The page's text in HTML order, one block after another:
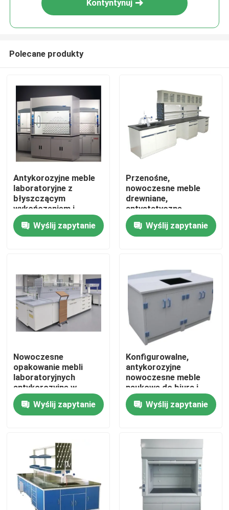
Dom
Łączność
Produkty
Nowoczesne meble laboratoryjne
Szkolne meble laboratoryjne
Ławeczka na wyspę laboratoryjną
Dygestorium laboratoryjne
Ławka laboratoryjna
Kontyntynuj
Polecane produkty
Antykorozyjne meble
laboratoryjne z
błyszczącym
wykończeniem i
półkami do
przechowywania
Wyślij zapytanie
Przenośne,
nowoczesne meble
drewniane,
antystatyczne
Wyślij zapytanie
Nowoczesne
opakowanie mebli
laboratoryjnych
antykorozyjne w
pudełku kartonowym
Wyślij zapytanie
Konfigurowalne,
antykorozyjne
nowoczesne meble
naukowe do biura i
domu
Wyślij zapytanie